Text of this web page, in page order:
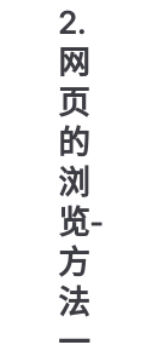
2.
网
页
的
浏
览-
方
法
一